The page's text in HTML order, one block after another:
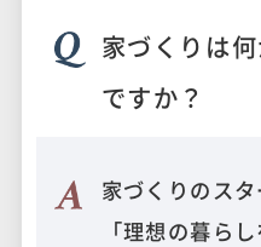
家づくりは
ですか？
家づくりのスタ
「理想の暮ら